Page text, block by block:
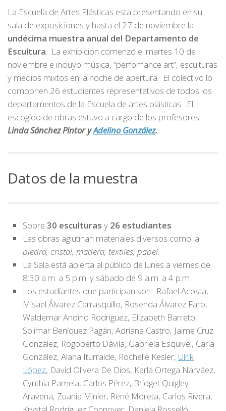
La Escuela de Artes Plásticas esta presentando en su
sala de exposiciones y hasta el 27 de noviembre la
undécima muestra anual del Departamento de
Escultura . La exhibición comenzó el martes 10 de
noviembre e incluyo música, “perfomance art”, esculturas
y medios mixtos en la noche de apertura. El colectivo lo
componen 26 estudiantes representativos de todos los
departamentos de la Escuela de artes plásticas. El
escogido de obras estuvo a cargo de los profesores
Linda Sánchez Pintor yAdelino González.
Datos de la muestra
Sobre 30 esculturas y 26 estudiantes
Las obras aglutinan materiales diversos como la
piedra, cristal, madera, textiles, papel.
La Sala está abierta al público de lunes a viernes de
8:30 a.m. a 5 p.m. y sábado de 9 a.m. a 4 p.m
Los estudiantes que participan son: Rafael Acosta,
Misael Álvarez Carrasquillo, Rosenda Álvarez Faro,
Waldemar Andino Rodríguez, Elizabeth Barreto,
Solimar Beníquez Pagán, Adriana Castro, Jaime Cruz
González, Rogoberto Dávila, Gabriela Esquivel, Carla
González, Alana Iturralde, Rochelle Kesler, Ulrik
López, David Olivera De Dios, Karla Ortega Narváez,
Cynthia Pamela, Carlos Pérez, Bridget Quigley
Aravena, Zuania Minier, René Moreta, Carlos Rivera,